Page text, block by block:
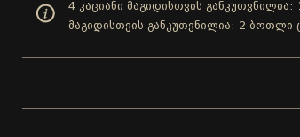
4 კაციანი მაგიდისთვის
მაგიდისთვის განკუთვნილია: 2 ბოთლი